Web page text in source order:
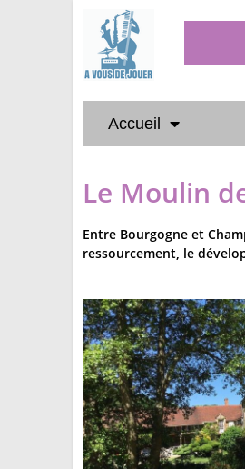
Accueil
Le Moulin
Entre Bourgogne et
ressourcement, le